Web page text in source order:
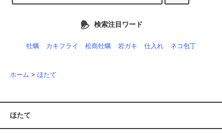
検索注目ワード
牡蠣 カキフライ 松島牡蠣 岩ガキ 仕入れ ネコ包丁
ホーム > ほたて
ほたて